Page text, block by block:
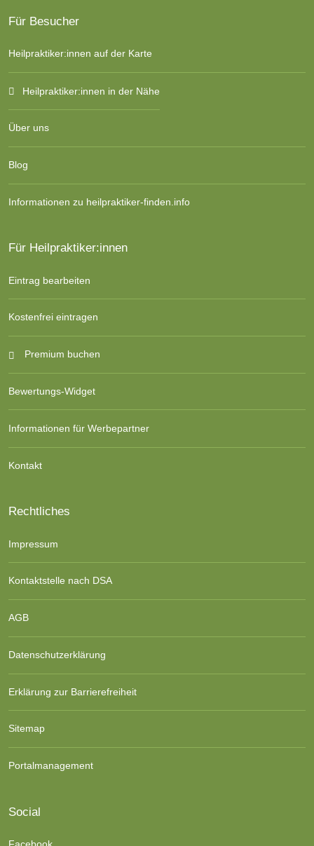
Für Besucher
Heilpraktiker:innen auf der Karte
Heilpraktiker:innen in der Nähe
Über uns
Blog
Informationen zu heilpraktiker-finden.info
Für Heilpraktiker:innen
Eintrag bearbeiten
Kostenfrei eintragen
Premium buchen
Bewertungs-Widget
Informationen für Werbepartner
Kontakt
Rechtliches
Impressum
Kontaktstelle nach DSA
AGB
Datenschutzerklärung
Erklärung zur Barrierefreiheit
Sitemap
Portalmanagement
Social